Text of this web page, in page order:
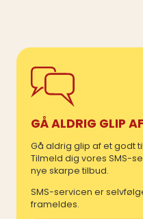
GÅ ALDRIG GLIP
Gå aldrig glip af et godt
Tilmeld dig vores SMS-
nye skarpe tilbud.
SMS-servicen er
frameldes.